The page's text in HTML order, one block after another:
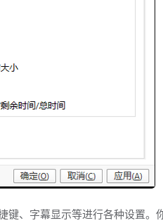
键、字幕显示等进行各种设置。